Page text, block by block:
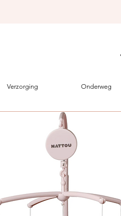
Verzorging Onderweg